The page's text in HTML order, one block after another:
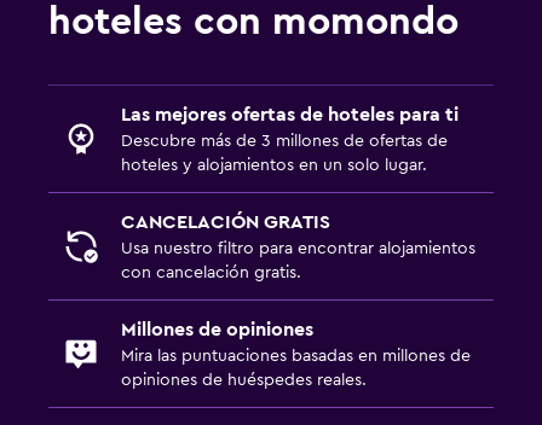
hoteles con momondo
Las mejores ofertas de hoteles para ti
Descubre más de 3 millones de ofertas de
hoteles y alojamientos en un solo lugar.
CANCELACIÓN GRATIS
Usa nuestro filtro para encontrar alojamientos
con cancelación gratis.
Millones de opiniones
Mira las puntuaciones basadas en millones de
opiniones de huéspedes reales.